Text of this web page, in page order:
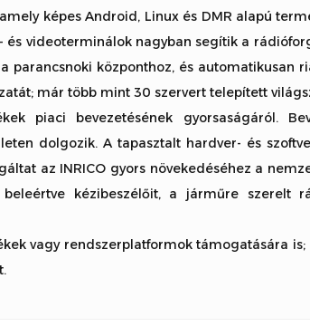
képes Android, Linux és DMR alapú
videoterminálok nagyban segítik a
parancsnoki központhoz, és automatikusan
már több mint 30 szervert telepített
piaci bevezetésének gyorsaságáról.
dolgozik. A tapasztalt hardver- és
az INRICO gyors növekedéséhez a
kézibeszélőit, a járműre szerelt
vagy rendszerplatformok támogatására is;